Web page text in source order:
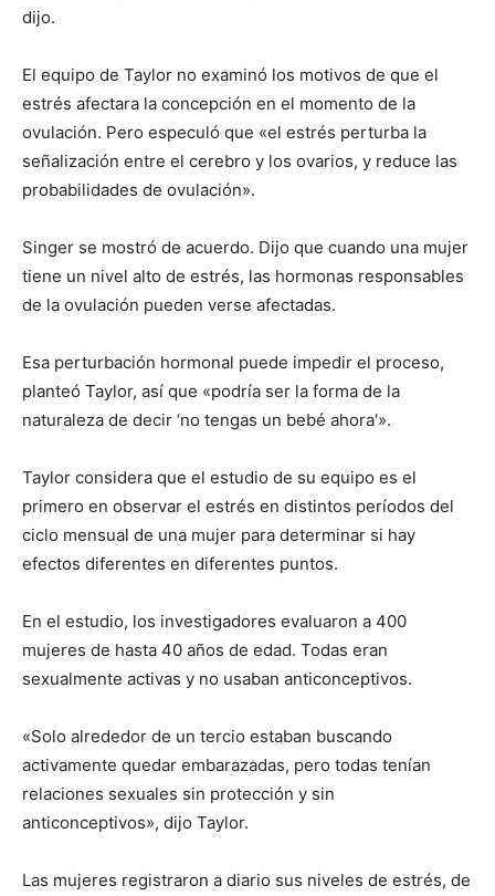
dijo.
El equipo de Taylor no examinó los motivos de que el
estrés afectara la concepción en el momento de la
ovulación. Pero especuló que «el estrés perturba la
señalización entre el cerebro y los ovarios, y reduce las
probabilidades de ovulación».
Singer se mostró de acuerdo. Dijo que cuando una mujer
tiene un nivel alto de estrés, las hormonas responsables
de la ovulación pueden verse afectadas.
Esa perturbación hormonal puede impedir el proceso,
planteó Taylor, así que «podría ser la forma de la
naturaleza de decir ‘no tengas un bebé ahora'».
Taylor considera que el estudio de su equipo es el
primero en observar el estrés en distintos períodos del
ciclo mensual de una mujer para determinar si hay
efectos diferentes en diferentes puntos.
En el estudio, los investigadores evaluaron a 400
mujeres de hasta 40 años de edad. Todas eran
sexualmente activas y no usaban anticonceptivos.
«Solo alrededor de un tercio estaban buscando
activamente quedar embarazadas, pero todas tenían
relaciones sexuales sin protección y sin
anticonceptivos», dijo Taylor.
Las mujeres registraron a diario sus niveles de estrés, de